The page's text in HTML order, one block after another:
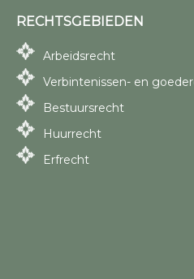
RECHTSGEBIEDEN
Arbeidsrecht
Verbintenissen- en
Bestuursrecht
Huurrecht
Erfrecht